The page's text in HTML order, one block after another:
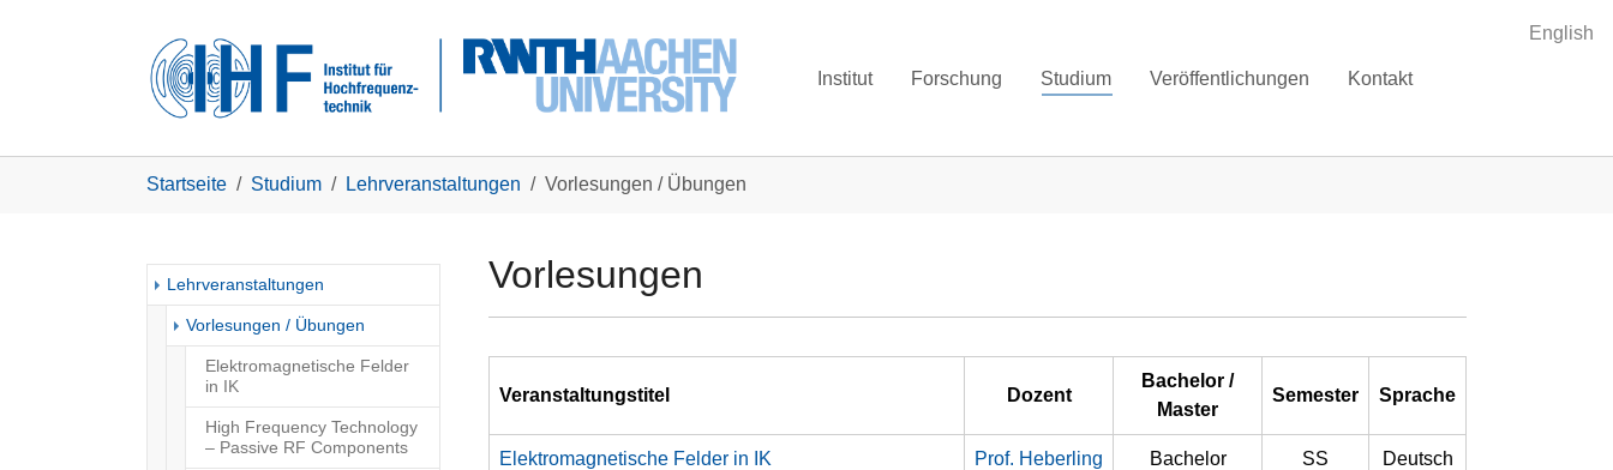
English
Institut Forschung Studium Veröffentlichungen Kontakt
Startseite Studium Lehrveranstaltungen Vorlesungen / Übungen
Lehrveranstaltungen
Vorlesungen / Übungen
Elektromagnetische Felder
in IK
High Frequency Technology
– Passive RF Components
Vorlesungen
Veranstaltungstitel Dozent
Bachelor /
Master
Semester Sprache
Elektromagnetische Felder in IK Prof. Heberling Bachelor SS Deutsch